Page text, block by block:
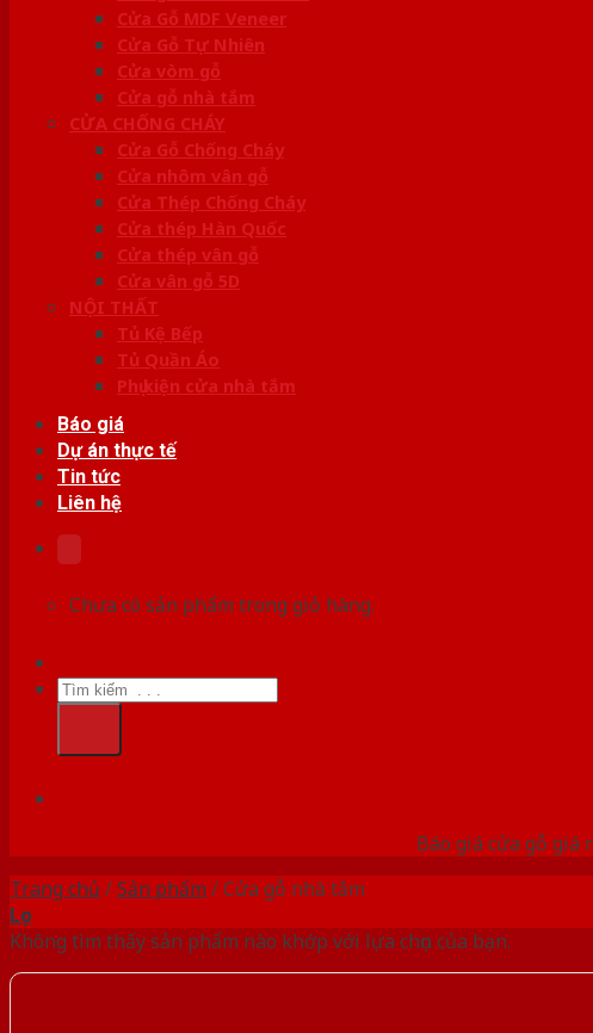
Cửa Gỗ MDF Veneer
Cửa Gỗ Tự Nhiên
Cửa vòm gỗ
Cửa gỗ nhà tắm
CỬA CHỐNG CHÁY
Cửa Gỗ Chống Cháy
Cửa nhôm vân gỗ
Cửa Thép Chống Cháy
Cửa thép Hàn Quốc
Cửa thép vân gỗ
Cửa vân gỗ 5D
NỘI THẤT
Tủ Kệ Bếp
Tủ Quần Áo
Phụ kiện cửa nhà tắm
Báo giá
Dự án thực tế
Tin tức
Liên hệ
Chưa có sản phẩm trong giỏ hàng.
Tìm
kiếm:
Báo giá cửa gỗ giá
Trang chủ /Sản phẩm /Cửa gỗ nhà tắm
Lọc
Không tìm thấy sản phẩm nào khớp với lựa chọn của bạn.